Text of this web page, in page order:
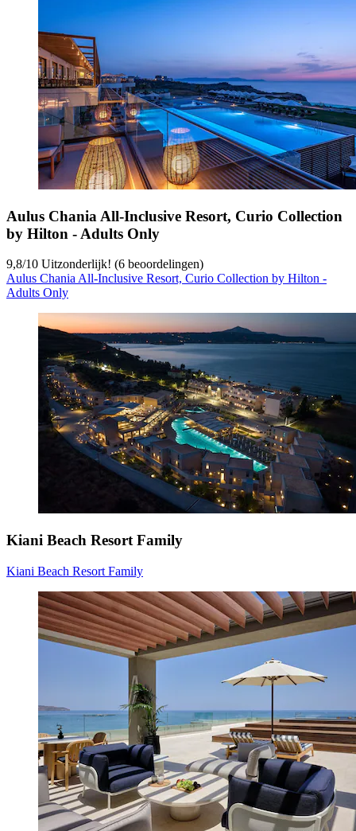
Aulus Chania All-Inclusive Resort, Curio Collection
by Hilton - Adults Only
9,8/10 Uitzonderlijk! (6 beoordelingen)
Aulus Chania All-Inclusive Resort, Curio Collection by Hilton -
Adults Only
Kiani Beach Resort Family
Kiani Beach Resort Family